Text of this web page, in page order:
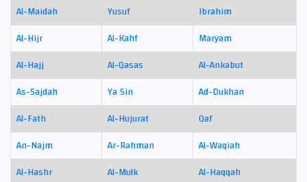
Al-Maidah
Yusuf
Ibrahim
Al-Hijr
Al-Kahf
Maryam
Al-Hajj
Al-Qasas
Al-Ankabut
As-Sajdah
Ya Sin
Ad-Dukhan
Al-Fath
Al-Hujurat
Qaf
An-Najm
Ar-Rahman
Al-Waqiah
Al-Hashr
Al-Mulk
Al-Haqqah